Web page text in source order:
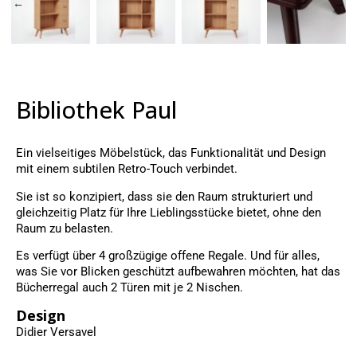
Bibliothek Paul
Ein vielseitiges Möbelstück, das Funktionalität und Design
mit einem subtilen Retro-Touch verbindet.
Sie ist so konzipiert, dass sie den Raum strukturiert und
gleichzeitig Platz für Ihre Lieblingsstücke bietet, ohne den
Raum zu belasten.
Es verfügt über 4 großzügige offene Regale. Und für alles,
was Sie vor Blicken geschützt aufbewahren möchten, hat das
Bücherregal auch 2 Türen mit je 2 Nischen.
Design
Didier Versavel